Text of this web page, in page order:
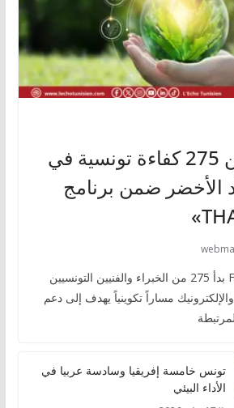
انطلاق تكوين 275 كفاءة تونسية في
الأخضر ضمن برنامج
FacebookTweetPin بدأ 275 من الخبراء والفنيين التونسيين
مساراً تكوينياً يهدف إلى دعم
تونس خامسة إفريقيا وسادسة عربيا في
الأداء البيئي